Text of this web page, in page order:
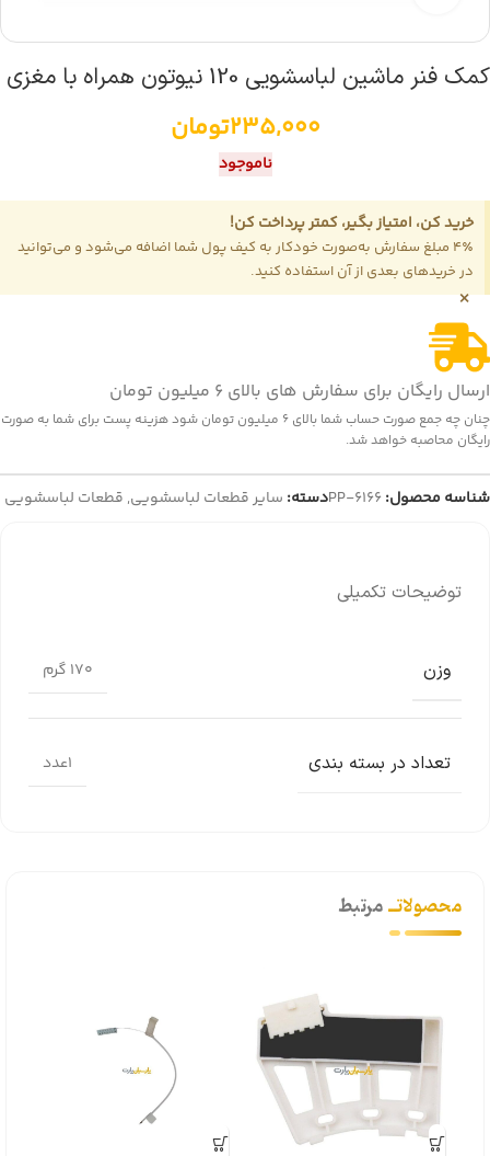
کمک فنر ماشین لباسشویی 120 نیوتون همراه با مغزی
235,000تومان
ناموجود
خرید کن، امتیاز بگیر، کمتر پرداخت کن!
4٪ مبلغ سفارش به‌صورت خودکار به کیف پول شما اضافه می‌شود و می‌توانید
در خریدهای بعدی از آن استفاده کنید.
×
ارسال رایگان برای سفارش های بالای 6 میلیون تومان
چنان چه جمع صورت حساب شما بالای 6 میلیون تومان شود هزینه پست برای شما به صورت
رایگان محاصبه خواهد شد.
شناسه محصول: PP-6166دسته: سایر قطعات لباسشویی, قطعات لباسشویی
توضیحات تکمیلی
وزن 170 گرم
تعداد در بسته بندی 1عدد
محصولاتــمرتبط